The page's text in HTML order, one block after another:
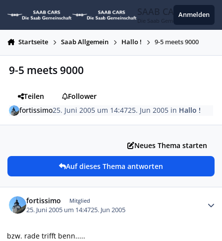
SAAB CARS
Die Saab Gemeinschaft
Anmelden
Startseite Saab Allgemein Hallo ! 9-5 meets 9000
9-5 meets 9000
Teilen
Follower
fortissimo25. Juni 2005 um 14:4725. Jun 2005 in Hallo !
Neues Thema starten
Auf dieses Thema antworten
fortissimo Mitglied
25. Juni 2005 um 14:4725. Jun 2005
bzw. rade trifft benn.....